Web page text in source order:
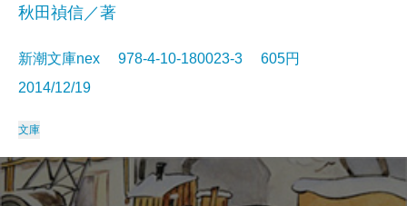
秋田禎信／著
新潮文庫nex 978-4-10-180023-3 605円
2014/12/19
文庫